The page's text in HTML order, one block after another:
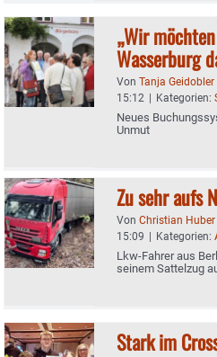
„Wir
Wasserburg
Von Tanja Geidobler
15:12 | Kategorien:
Neues
Unmut
Zu sehr aufs
Von Christian Huber
15:09 | Kategorien:
Lkw-Fahrer aus
seinem Sattelzug
Stark im